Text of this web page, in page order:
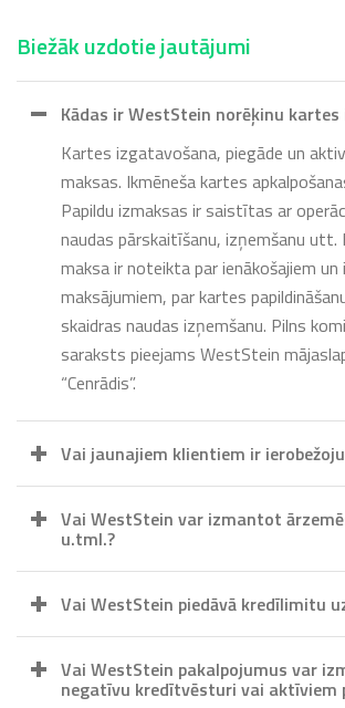
Biežāk uzdotie jautājumi
Kādas ir WestStein norēķinu kartes
Kartes izgatavošana, piegāde un
maksas. Ikmēneša kartes
Papildu izmaksas ir saistītas ar
naudas pārskaitīšanu, izņemšanu utt.
maksa ir noteikta par ienākošajiem un
maksājumiem, par kartes
skaidras naudas izņemšanu. Pilns
saraksts pieejams WestStein
“Cenrādis”.
Vai jaunajiem klientiem ir
Vai WestStein var izmantot
u.tml.?
Vai WestStein piedāvā kredīlimitu
Vai WestStein pakalpojumus var
negatīvu kredītvēsturi vai aktīviem